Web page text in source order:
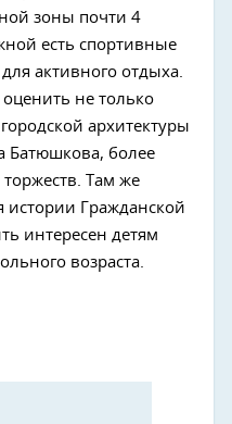
зоны почти 4
есть спортивные
активного отдыха.
не только
архитектуры
Батюшкова, более
Там же
истории Гражданской
интересен детям
возраста.